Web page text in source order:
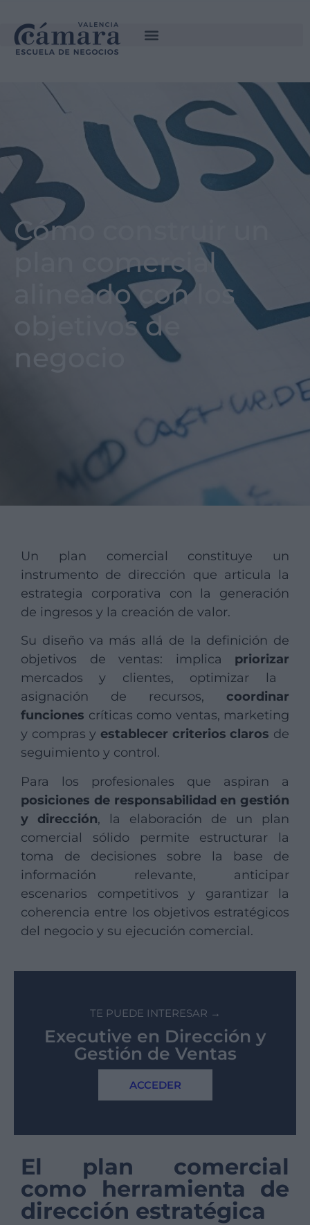
Cómo construir un
plan comercial
alineado con los
objetivos de
Un plan comercial constituye un
instrumento de dirección que articula la
estrategia corporativa con la generación
de ingresos y la creación de valor.
Su diseño va más allá de la definición de
objetivos de ventas: implica priorizar
mercados y clientes, optimizar la
asignación de recursos, coordinar
funciones críticas como ventas, marketing
y compras y establecer criterios claros de
seguimiento y control.
Para los profesionales que aspiran a
posiciones de responsabilidad en gestión
y dirección, la elaboración de un plan
comercial sólido permite estructurar la
toma de decisiones sobre la base de
información relevante, anticipar
escenarios competitivos y garantizar la
coherencia entre los objetivos estratégicos
del negocio y su ejecución comercial.
TE PUEDE INTERESAR →
Executive en Dirección y
Gestión de Ventas
ACCEDER
El plan comercial
como herramienta de
dirección estratégica